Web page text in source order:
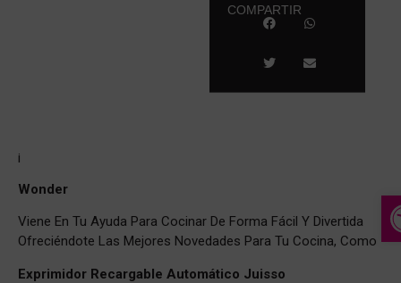
COMPARTIR
¡
Wonder
Viene En Tu Ayuda Para Cocinar De Forma Fácil Y Divertida
Ofreciéndote Las Mejores Novedades Para Tu Cocina, Como
Exprimidor Recargable Automático Juisso